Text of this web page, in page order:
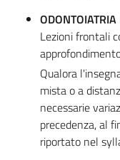
Lezioni frontali
Qualora
mista o a
necessarie
precedenza, al
riportato nel